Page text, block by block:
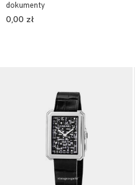
dokumenty
0,00 zł